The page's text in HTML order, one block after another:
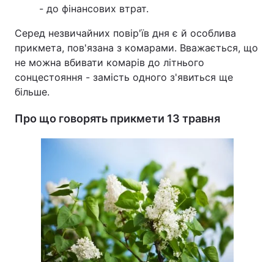
- до фінансових втрат.
Серед незвичайних повір'їв дня є й особлива
прикмета, пов'язана з комарами. Вважається, що
не можна вбивати комарів до літнього
сонцестояння - замість одного з'явиться ще
більше.
Про що говорять прикмети 13 травня